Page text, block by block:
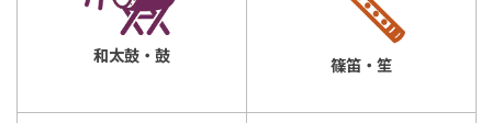
和太鼓・鼓 篠笛・笙